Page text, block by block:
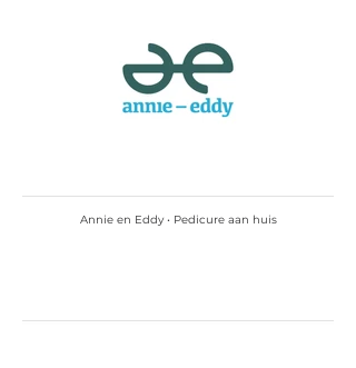
Annie en Eddy • Pedicure aan huis